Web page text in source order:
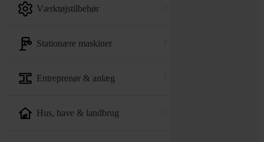
værktøjstilbehør
stationære maskiner
entreprenør & anlæg
hus, have & landbrug